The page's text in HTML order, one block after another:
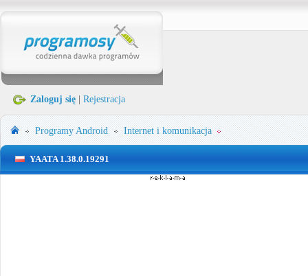
Zaloguj się Rejestracja
ProgramyAndroid Internet i komunikacja
YAATA 1.38.0.19291